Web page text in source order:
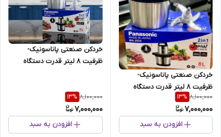
خردکن صنعتی پاناسونیک-
ظرفیت 8 لیتر قدرت دستگاه
8000W وات- مدل MA2024
8,100,000
13%
7,000,000
افزودن به سبد
خردکن صنعتی پاناسونیک-
ظرفیت 8 لیتر قدرت دستگاه
8,100,000
13%
7,000,000
افزودن به سبد